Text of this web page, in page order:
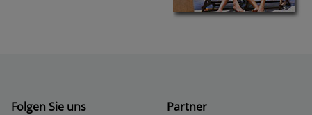
Folgen Sie uns Partner